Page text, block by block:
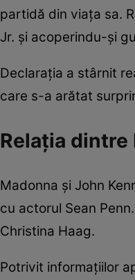
partidă din viața sa.
Jr. și acoperindu-și
Declarația a stârnit
care s-a arătat
Relația dintre
Madonna și John
cu actorul Sean
Christina Haag.
Potrivit informațiilor